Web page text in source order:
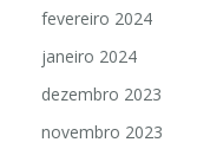
fevereiro 2024
janeiro 2024
dezembro 2023
novembro 2023